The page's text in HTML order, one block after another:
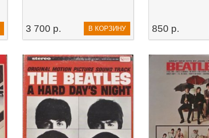
3 700 р. В КОРЗИНУ 850 р.